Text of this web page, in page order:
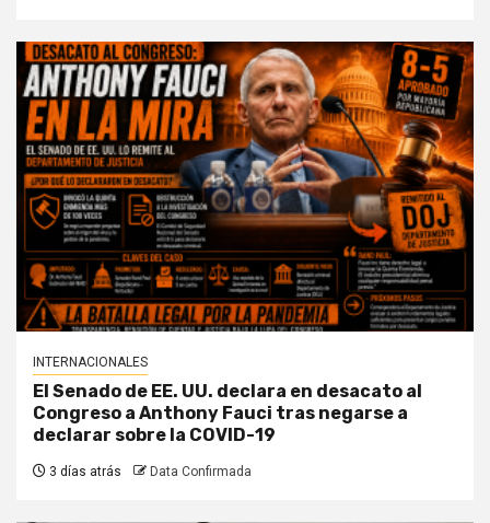
INTERNACIONALES
El Senado de EE. UU. declara en desacato al
Congreso a Anthony Fauci tras negarse a
declarar sobre la COVID-19
3 días atrás Data Confirmada